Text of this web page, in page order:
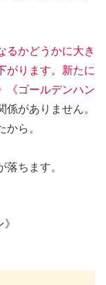
るかどうかに大き
がります。 新たに
《ゴールデンハン
係がありません。
ら。
ちます。